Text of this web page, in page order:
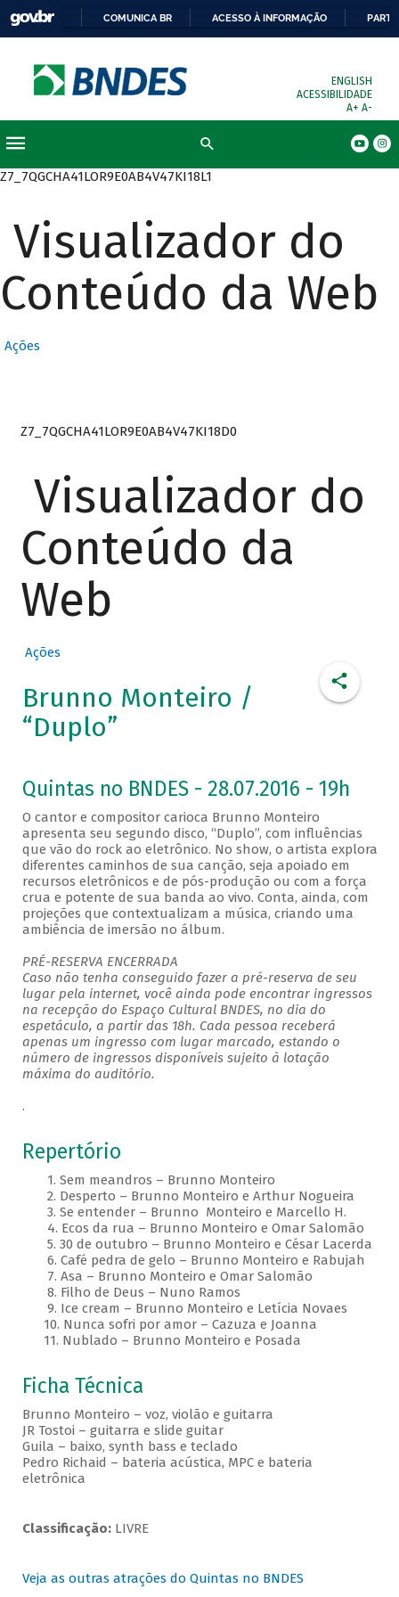
COMUNICA BR ACESSO À INFORMAÇÃO
ENGLISH
ACESSIBILIDADE
A+ A-
Z7_7QGCHA41LOR9E0AB4V47KI18L1
Visualizador do
Conteúdo da Web
Ações
Z7_7QGCHA41LOR9E0AB4V47KI18D0
Visualizador do
Conteúdo da
Web
Ações
Brunno Monteiro /
“Duplo”
Quintas no BNDES - 28.07.2016 - 19h
O cantor e compositor carioca Brunno Monteiro
apresenta seu segundo disco, “Duplo”, com influências
que vão do rock ao eletrônico. No show, o artista explora
diferentes caminhos de sua canção, seja apoiado em
recursos eletrônicos e de pós-produção ou com a força
crua e potente de sua banda ao vivo. Conta, ainda, com
projeções que contextualizam a música, criando uma
ambiência de imersão no álbum.
PRÉ-RESERVA ENCERRADA
Caso não tenha conseguido fazer a pré-reserva de seu
lugar pela internet, você ainda pode encontrar ingressos
na recepção do Espaço Cultural BNDES, no dia do
espetáculo, a partir das 18h. Cada pessoa receberá
apenas um ingresso com lugar marcado, estando o
número de ingressos disponíveis sujeito à lotação
máxima do auditório.
.
Repertório
1. Sem meandros – Brunno Monteiro
2. Desperto – Brunno Monteiro e Arthur Nogueira
3. Se entender – Brunno Monteiro e Marcello H.
4. Ecos da rua – Brunno Monteiro e Omar Salomão
5. 30 de outubro – Brunno Monteiro e César Lacerda
6. Café pedra de gelo – Brunno Monteiro e Rabujah
7. Asa – Brunno Monteiro e Omar Salomão
8. Filho de Deus – Nuno Ramos
9. Ice cream – Brunno Monteiro e Letícia Novaes
10. Nunca sofri por amor – Cazuza e Joanna
11. Nublado – Brunno Monteiro e Posada
Ficha Técnica
Brunno Monteiro – voz, violão e guitarra
JR Tostoi – guitarra e slide guitar
Guila – baixo, synth bass e teclado
Pedro Richaid – bateria acústica, MPC e bateria
eletrônica
Classificação: LIVRE
Veja as outras atrações do Quintas no BNDES